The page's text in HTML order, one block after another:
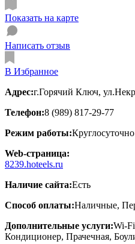
Показать на карте
Написать отзыв
В Избранное
Адрес:г.Горячий Ключ,
Телефон:8 (989) 817-29-77
Режим работы:Круглосуточно
Web-страница:
8239.hoteels.ru
Наличие сайта:Есть
Способ оплаты:Наличные,
Дополнительные услуги:Wi-
Кондиционер, Прачечная,